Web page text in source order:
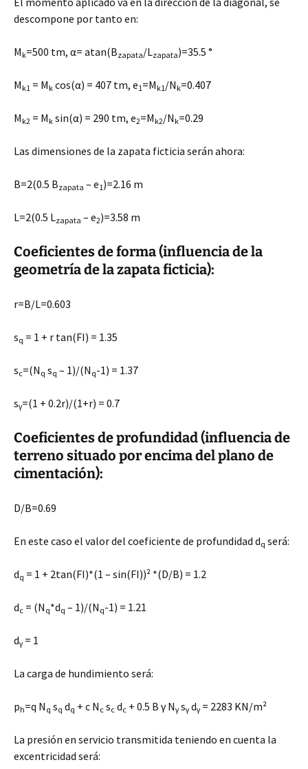
descompone por tanto en:
M k=500 tm, α= atan(Bzapata/Lzapata)=35.5 °
M k1 = M k cos(α) = 407 tm, e1=M k1/N k=0.407
M k2 = M k sin(α) = 290 tm, e2=M k2/N k=0.29
Las dimensiones de la zapata ficticia serán ahora:
B=2(0.5 Bzapata – e1)=2.16 m
L=2(0.5 Lzapata – e2)=3.58 m
Coeficientes de forma (influencia de la
geometría de la zapata ficticia):
r=B/L=0.603
sq = 1 + r tan(FI) = 1.35
sc=(N q sq – 1)/(N q-1) = 1.37
sγ=(1 + 0.2r)/(1+r) = 0.7
Coeficientes de profundidad (influencia de
terreno situado por encima del plano de
cimentación):
D/B=0.69
En este caso el valor del coeficiente de profundidad dq será:
dq = 1 + 2tan(FI)*(1 – sin(FI))² *(D/B) = 1.2
dc = (N q*dq – 1)/(N q-1) = 1.21
dγ = 1
La carga de hundimiento será:
ph=q N q sq dq + c N c sc dc + 0.5 B γ Nγ sγ dγ = 2283 KN/m²
La presión en servicio transmitida teniendo en cuenta la
excentricidad será: